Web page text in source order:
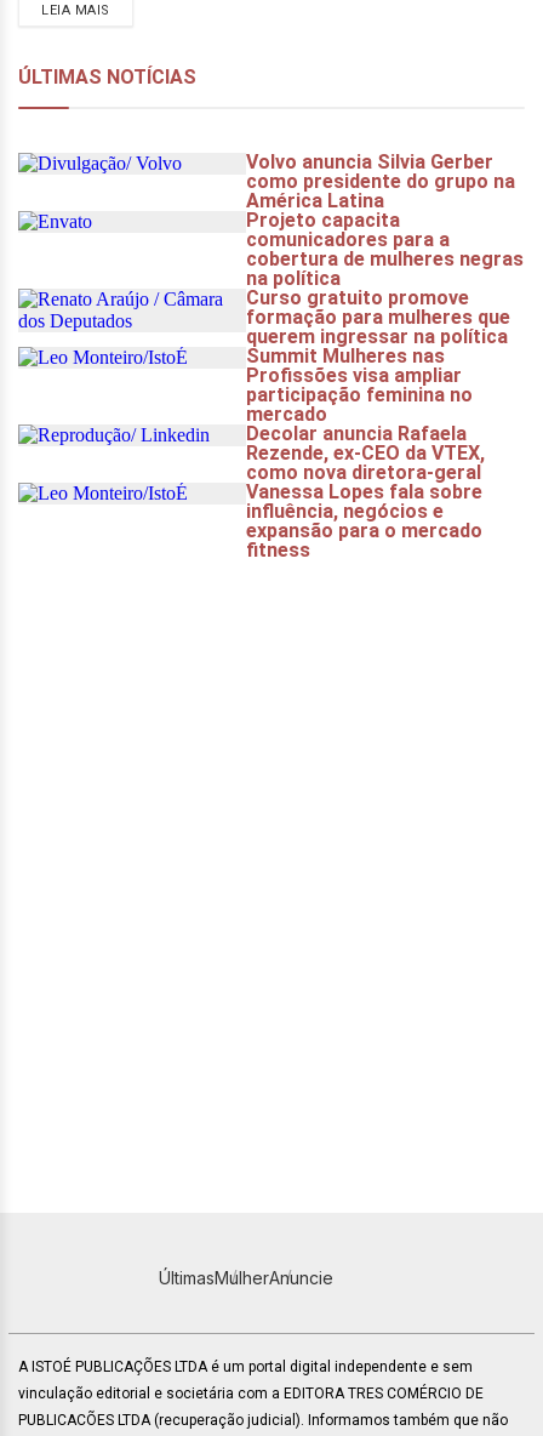
LEIA MAIS
ÚltimasMulherAnuncie
A ISTOÉ PUBLICAÇÕES LTDA é um portal digital independente e sem
vinculação editorial e societária com a EDITORA TRES COMÉRCIO DE
PUBLICACÕES LTDA (recuperação judicial). Informamos também que não